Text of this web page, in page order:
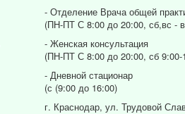
- Отделение Врача общей
(ПН-ПТ С 8:00 до 20:00, сб,вс -
- Женская консультация
(ПН-ПТ С 8:00 до 20:00, сб 9:00-
- Дневной стационар
(с (9:00 до 16:00)
г. Краснодар, ул. Трудовой